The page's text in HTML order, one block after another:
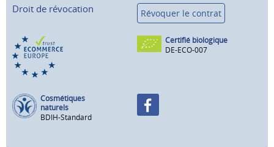
Droit de révocation
Révoquer le contrat
Certifié biologique
DE-ECO-007
Cosmétiques
naturels
BDIH-Standard